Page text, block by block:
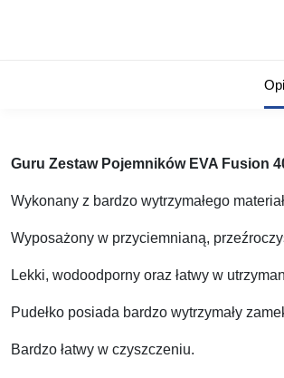
Guru Zestaw Pojemników EVA Fusion
Wykonany z bardzo wytrzymałego
Wyposażony w przyciemnianą,
Lekki, wodoodporny oraz łatwy w
Pudełko posiada bardzo wytrzymały
Bardzo łatwy w czyszczeniu.